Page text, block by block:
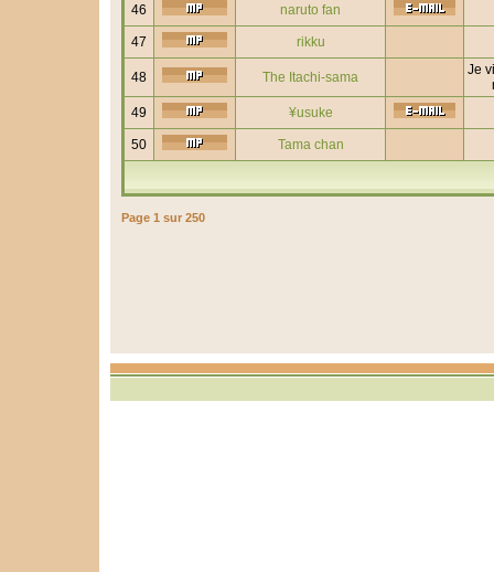
46 naruto fan
47 rikku
48 The Itachi-sama
Je
49
¥usuke
50 Tama chan
Page 1 sur 250